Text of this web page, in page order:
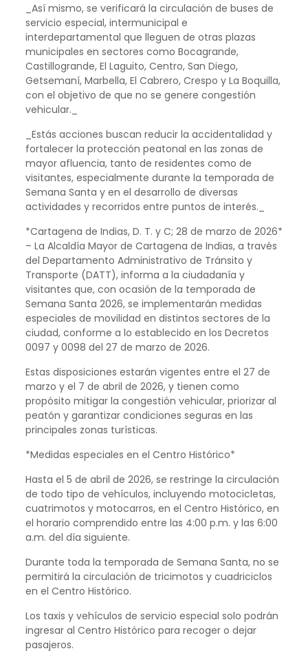
_Así mismo, se verificará la circulación de buses de
servicio especial, intermunicipal e
interdepartamental que lleguen de otras plazas
municipales en sectores como Bocagrande,
Castillogrande, El Laguito, Centro, San Diego,
Getsemaní, Marbella, El Cabrero, Crespo y La Boquilla,
con el objetivo de que no se genere congestión
vehicular._
_Estás acciones buscan reducir la accidentalidad y
fortalecer la protección peatonal en las zonas de
mayor afluencia, tanto de residentes como de
visitantes, especialmente durante la temporada de
Semana Santa y en el desarrollo de diversas
actividades y recorridos entre puntos de interés._
*Cartagena de Indias, D. T. y C; 28 de marzo de 2026*
– La Alcaldía Mayor de Cartagena de Indias, a través
del Departamento Administrativo de Tránsito y
Transporte (DATT), informa a la ciudadanía y
visitantes que, con ocasión de la temporada de
Semana Santa 2026, se implementarán medidas
especiales de movilidad en distintos sectores de la
ciudad, conforme a lo establecido en los Decretos
0097 y 0098 del 27 de marzo de 2026.
Estas disposiciones estarán vigentes entre el 27 de
marzo y el 7 de abril de 2026, y tienen como
propósito mitigar la congestión vehicular, priorizar al
peatón y garantizar condiciones seguras en las
principales zonas turísticas.
*Medidas especiales en el Centro Histórico*
Hasta el 5 de abril de 2026, se restringe la circulación
de todo tipo de vehículos, incluyendo motocicletas,
cuatrimotos y motocarros, en el Centro Histórico, en
el horario comprendido entre las 4:00 p.m. y las 6:00
a.m. del día siguiente.
Durante toda la temporada de Semana Santa, no se
permitirá la circulación de tricimotos y cuadriciclos
en el Centro Histórico.
Los taxis y vehículos de servicio especial solo podrán
ingresar al Centro Histórico para recoger o dejar
pasajeros.